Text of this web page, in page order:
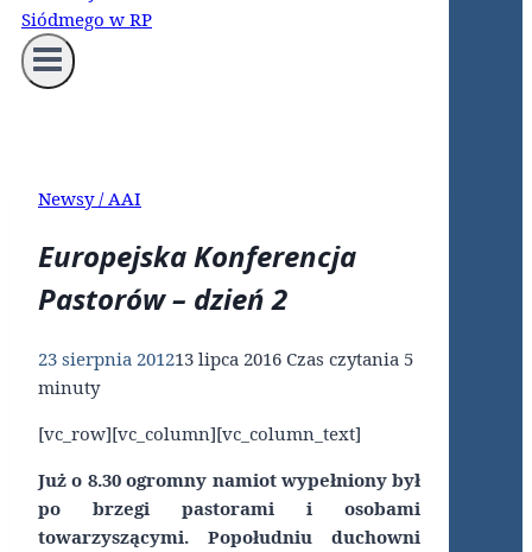
Newsy / AAI
Europejska Konferencja
Pastorów – dzień 2
23 sierpnia 201213 lipca 2016 Czas czytania 5
minuty
[vc_row][vc_column][vc_column_text]
Już o 8.30 ogromny namiot wypełniony był
po brzegi pastorami i osobami
towarzyszącymi. Popołudniu duchowni